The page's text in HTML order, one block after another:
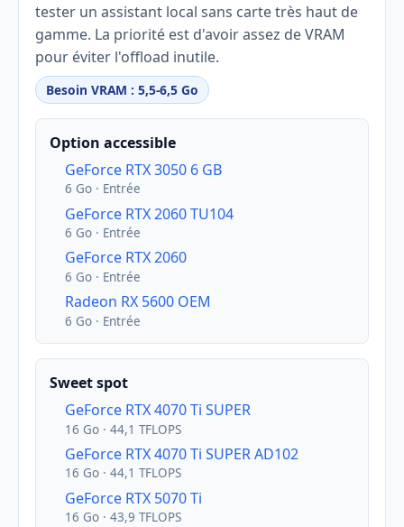
tester un assistant local sans carte très haut de
gamme. La priorité est d'avoir assez de VRAM
pour éviter l'offload inutile.
Besoin VRAM : 5,5-6,5 Go
Option accessible
GeForce RTX 3050 6 GB
6 Go · Entrée
GeForce RTX 2060 TU104
6 Go · Entrée
GeForce RTX 2060
6 Go · Entrée
Radeon RX 5600 OEM
6 Go · Entrée
Sweet spot
GeForce RTX 4070 Ti SUPER
16 Go · 44,1 TFLOPS
GeForce RTX 4070 Ti SUPER AD102
16 Go · 44,1 TFLOPS
GeForce RTX 5070 Ti
16 Go · 43,9 TFLOPS